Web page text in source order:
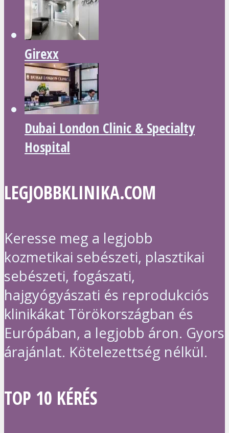
Girexx
Dubai London Clinic & Specialty
Hospital
LEGJOBBKLINIKA.COM
Keresse meg a legjobb
kozmetikai sebészeti, plasztikai
sebészeti, fogászati,
hajgyógyászati és reprodukciós
klinikákat Törökországban és
Európában, a legjobb áron. Gyors
árajánlat. Kötelezettség nélkül.
TOP 10 KÉRÉS